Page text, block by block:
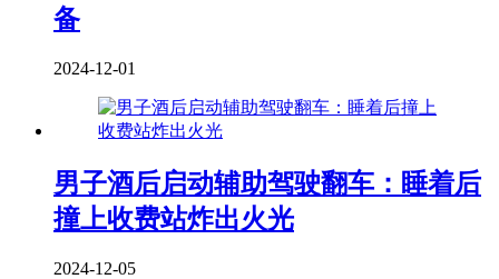
备
2024-12-01
男子酒后启动辅助驾驶翻车：睡着后
撞上收费站炸出火光
2024-12-05